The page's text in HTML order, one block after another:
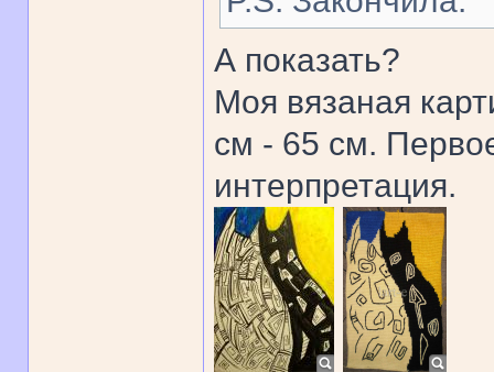
А показать?
Моя вязаная
см - 65 см.
интерпретация.